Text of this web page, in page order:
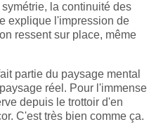
la continuité des
explique l'impression de
ressent sur place, même
partie du paysage mental
réel. Pour l'immense
depuis le trottoir d'en
C'est très bien comme ça.